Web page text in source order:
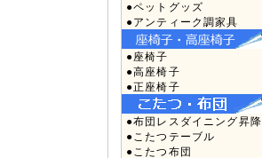
●ペットグッズ
●アンティーク調家具
●座椅子
●高座椅子
●正座椅子
●布団レスダイニング昇降
●こたつテーブル
●こたつ布団